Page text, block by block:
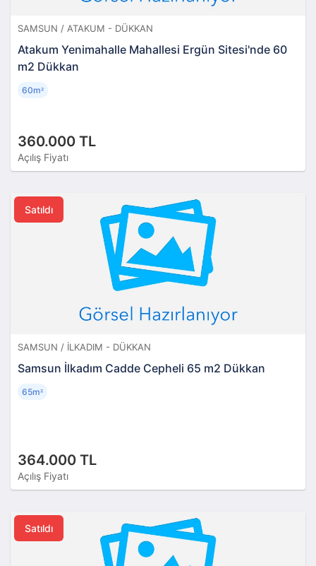
SAMSUN / ATAKUM - DÜKKAN
Atakum Yenimahalle Mahallesi Ergün Sitesi'nde 60
m2 Dükkan
360.000 TL
Açılış Fiyatı
60m²
Satıldı
SAMSUN / İLKADIM - DÜKKAN
Samsun İlkadım Cadde Cepheli 65 m2 Dükkan
364.000 TL
Açılış Fiyatı
65m²
Satıldı